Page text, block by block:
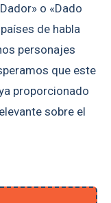
o «Dado
de habla
personajes
que este
proporcionado
sobre el